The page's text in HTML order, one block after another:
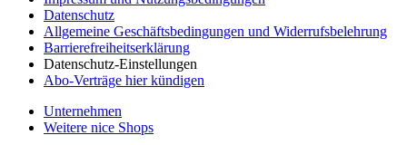
Datenschutz
Allgemeine Geschäftsbedingungen und Widerrufsbelehrung
Barrierefreiheitserklärung
Datenschutz-Einstellungen
Abo-Verträge hier kündigen
Unternehmen
Weitere nice Shops